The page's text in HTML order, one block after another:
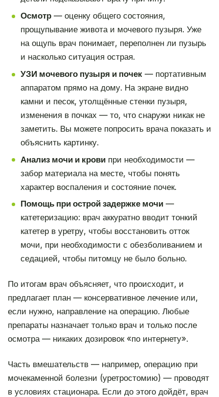
Осмотр— оценку общего состояния,
прощупывание живота и мочевого пузыря. Уже
на ощупь врач понимает, переполнен ли пузырь
и насколько ситуация острая.
УЗИ мочевого пузыря и почек— портативным
аппаратом прямо на дому. На экране видно
камни и песок, утолщённые стенки пузыря,
изменения в почках — то, что снаружи никак не
заметить. Вы можете попросить врача показать и
объяснить картинку.
Анализ мочи и кровипри необходимости —
забор материала на месте, чтобы понять
характер воспаления и состояние почек.
Помощь при острой задержке мочи—
катетеризацию: врач аккуратно вводит тонкий
катетер в уретру, чтобы восстановить отток
мочи, при необходимости с обезболиванием и
седацией, чтобы питомцу не было больно.
По итогам врач объясняет, что происходит, и
предлагает план — консервативное лечение или,
если нужно, направление на операцию. Любые
препараты назначает только врач и только после
осмотра — никаких дозировок «по интернету».
Часть вмешательств — например, операцию при
мочекаменной болезни (уретростомию) — проводят
в условиях стационара. Если до этого дойдёт, врач